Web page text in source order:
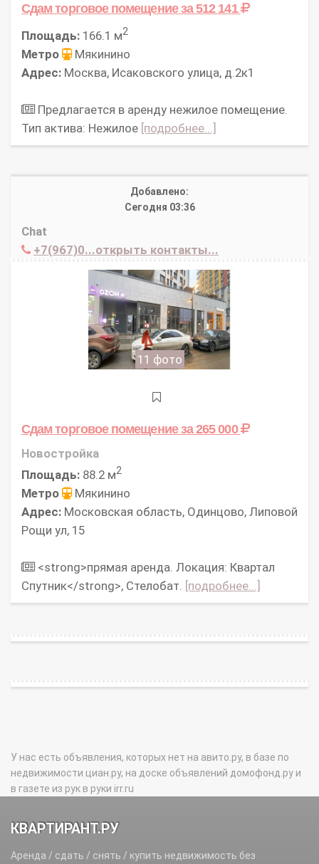
Сдам торговое помещениеза 512 141
Площадь: 166.1 м2
Метро
Мякинино
Адрес: Москва, Исаковского улица, д.2к1
Предлагается в аренду нежилое помещение.
Тип актива: Нежилое [подробнее...]
Добавлено:
Сегодня 03:36
Chat
+7(967)0...открыть контакты...
11 фото
Сдам торговое помещениеза 265 000
Новостройка
Площадь: 88.2 м2
Метро
Мякинино
Адрес: Московская область, Одинцово, Липовой
Рощи ул, 15
<strong>прямая аренда. Локация: Квартал
Спутник</strong>, Стелобат. [подробнее...]
У нас есть объявления, которых нет на авито.ру, в базе по
недвижимости циан.ру, на доске объявлений домофонд.ру и
в газете из рук в руки irr.ru
КВАРТИРАНТ.РУ
Аренда / сдать / снять / купить недвижимость без